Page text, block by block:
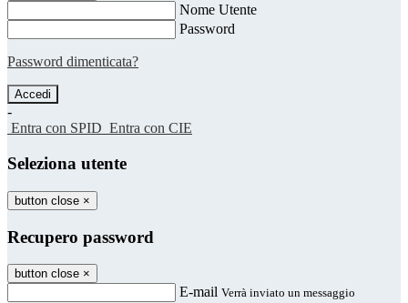
Nome Utente
Password
Password dimenticata?
-
Entra con SPID Entra con CIE
Seleziona utente
button close ×
Recupero password
button close ×
E-mail Verrà inviato un messaggio